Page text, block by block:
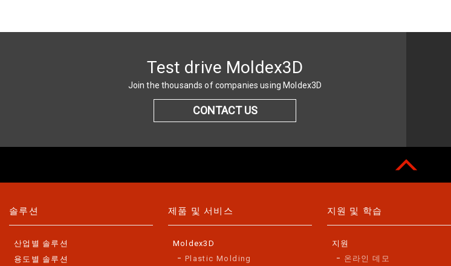
Test drive Moldex3D
Join the thousands of companies using Moldex3D
CONTACT US
솔루션
산업별 솔루션
용도별 솔루션
제품 및 서비스
Moldex3D
Plastic Molding
지원 및 학습
지원
온라인 데모